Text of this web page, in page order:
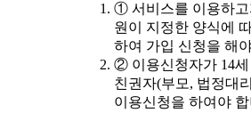
① 서비스를 이용하고
원이 지정한 양식에
하여 가입 신청을 해
② 이용신청자가 14
친권자(부모, 법정대
이용신청을 하여야